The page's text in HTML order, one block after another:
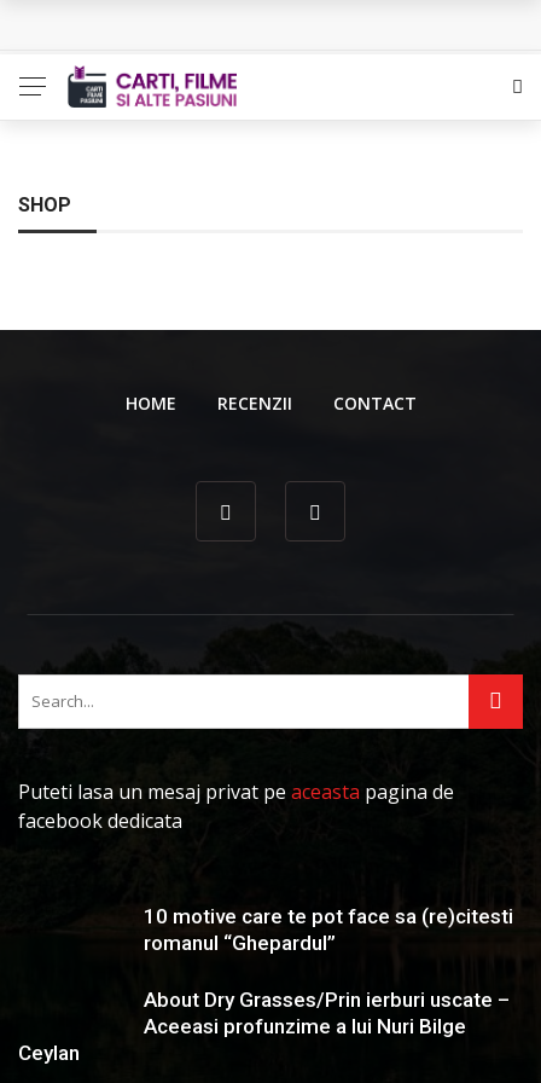
The Man Who Sold Air in the Holy Land – Generatia care
SHOP
HOME RECENZII CONTACT
Puteti lasa un mesaj privat pe aceasta pagina de
facebook dedicata
10 motive care te pot face sa (re)citesti
romanul “Ghepardul”
About Dry Grasses/Prin ierburi uscate –
Aceeasi profunzime a lui Nuri Bilge
Ceylan